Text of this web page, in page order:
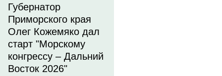
Губернатор
Приморского края
Олег Кожемяко дал
старт "Морскому
конгрессу – Дальний
Восток 2026"